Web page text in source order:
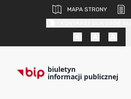
MAPA STRONY
biuletyn
informacji publicznej